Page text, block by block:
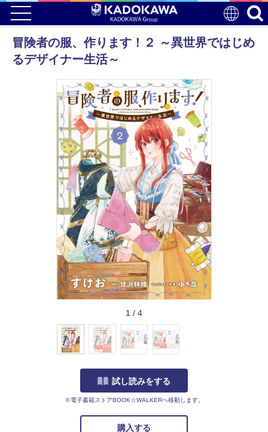
冒険者の服、作ります！２ ～異世界ではじめ
るデザイナー生活～
1 / 4
試し読みをする
※電子書籍ストアBOOK☆WALKERへ移動します。
購入する